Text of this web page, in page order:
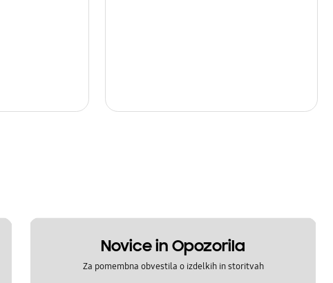
Novice in Opozorila
Za pomembna obvestila o izdelkih in storitvah